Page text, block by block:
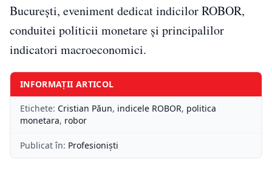
Bucureşti, eveniment dedicat indicilor ROBOR,
conduitei politicii monetare şi principalilor
indicatori macroeconomici.
INFORMAȚII ARTICOL
Etichete: Cristian Păun, indicele ROBOR, politica
monetara, robor
Publicat în: Profesioniști